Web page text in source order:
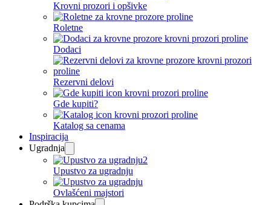
Krovni prozori i opšivke
Roletne
Dodaci
Rezervni delovi
Gde kupiti?
Katalog sa cenama
Inspiracija
Ugradnja
Upustvo za ugradnju
Ovlašćeni majstori